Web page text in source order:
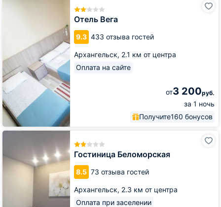
Отель Вега
9.3 433 отзыва гостей
Архангельск, 2.1 км от центра
Оплата на сайте
от3 200руб.
за 1 ночь
Получите160 бонусов
Гостиница Беломорская
8.5 73 отзыва гостей
Архангельск, 2.3 км от центра
Оплата при заселении
Гостиница